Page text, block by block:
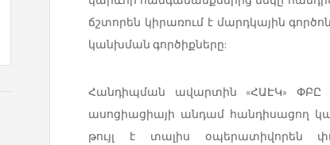
ճշտորեն կիրառում է մարդկային
կանխման գործիքները:
Հանդիպման ավարտին «ՀԱԷԿ» ՓԲԸ
ասոցիացիայի անդամ հանդիսացող
թույլ է տալիս օպերատիվորեն